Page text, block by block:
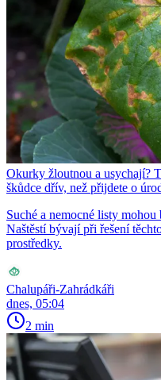
Okurky žloutnou a usychají?
škůdce dřív, než přijdete o
Suché a nemocné listy
Naštěstí bývají při řešení
prostředky.
Chalupáři-Zahrádkáři
dnes, 05:04
2 min